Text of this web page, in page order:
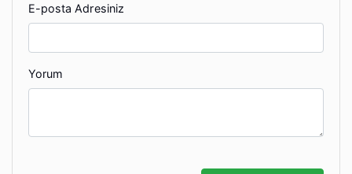
E-posta Adresiniz
Yorum